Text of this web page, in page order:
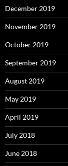
December 2019
November 2019
October 2019
September 2019
August 2019
May 2019
April 2019
July 2018
June 2018